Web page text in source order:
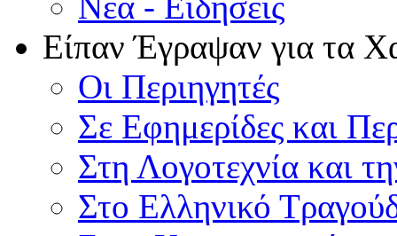
Είπαν Έγραψαν για τα
Οι Περιηγητές
Σε Εφημερίδες και
Στη Λογοτεχνία και
Στο Ελληνικό